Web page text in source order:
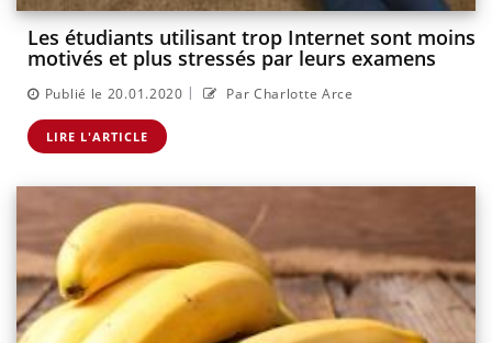
Les étudiants utilisant trop Internet sont moins
motivés et plus stressés par leurs examens
Publié le 20.01.2020 | Par Charlotte Arce
LIRE L'ARTICLE